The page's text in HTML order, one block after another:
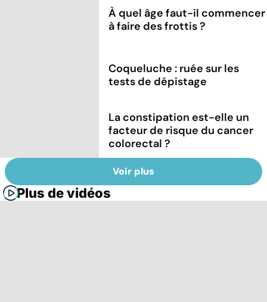
À quel âge faut-il commencer
à faire des frottis ?
Coqueluche : ruée sur les
tests de dépistage
La constipation est-elle un
facteur de risque du cancer
colorectal ?
Voir plus
Plus de vidéos